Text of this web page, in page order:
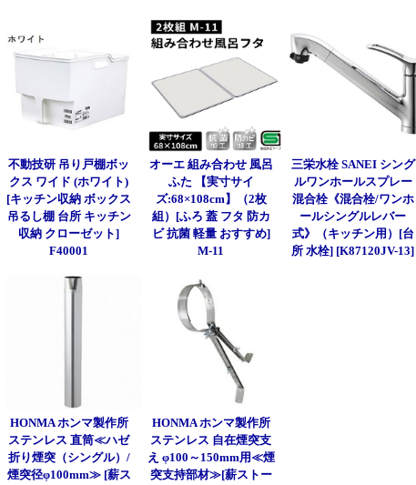
不動技研 吊り戸棚ボッ
クス ワイド (ホワイト)
[キッチン収納 ボックス
吊るし棚 台所 キッチン
収納 クローゼット]
F40001
オーエ 組み合わせ 風呂
ふた 【実寸サイ
ズ:68×108cm】（2枚
組）[ふろ 蓋 フタ 防カ
ビ 抗菌 軽量 おすすめ]
M-11
三栄水栓 SANEI シング
ルワンホールスプレー
混合栓《混合栓/ワンホ
ールシングルレバー
式》（キッチン用）[台
所 水栓] [K87120JV-13]
HONMA ホンマ製作所
ステンレス 直筒≪ハゼ
折り煙突（シングル）/
煙突径φ100mm≫ [薪ス
HONMA ホンマ製作所
ステンレス 自在煙突支
え φ100～150mm用≪煙
突支持部材≫[薪ストー